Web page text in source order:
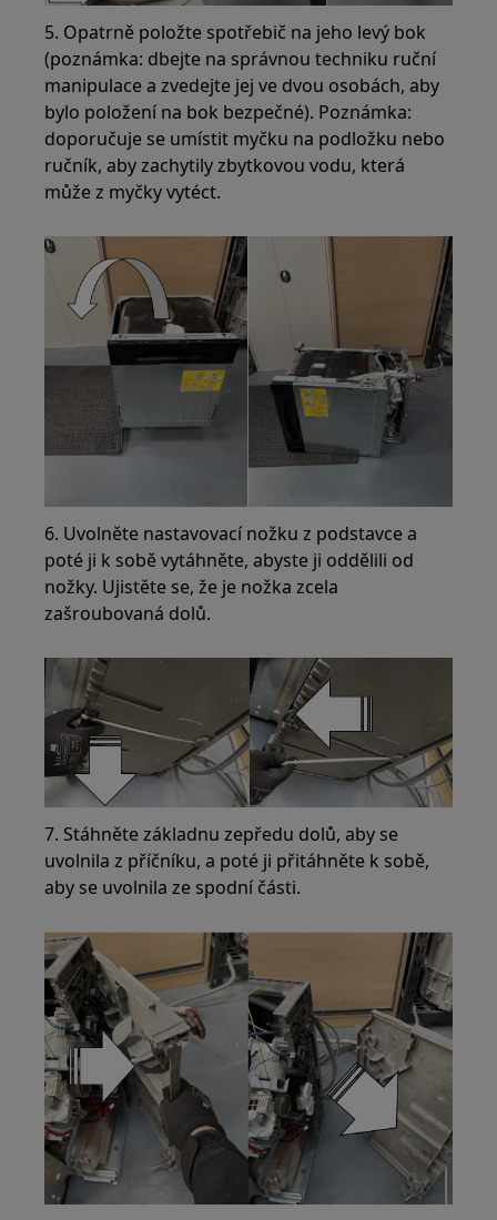
5. Opatrně položte spotřebič na jeho levý bok
(poznámka: dbejte na správnou techniku ruční
manipulace a zvedejte jej ve dvou osobách, aby
bylo položení na bok bezpečné). Poznámka:
doporučuje se umístit myčku na podložku nebo
ručník, aby zachytily zbytkovou vodu, která
může z myčky vytéct.
6. Uvolněte nastavovací nožku z podstavce a
poté ji k sobě vytáhněte, abyste ji oddělili od
nožky. Ujistěte se, že je nožka zcela
zašroubovaná dolů.
7. Stáhněte základnu zepředu dolů, aby se
uvolnila z příčníku, a poté ji přitáhněte k sobě,
aby se uvolnila ze spodní části.